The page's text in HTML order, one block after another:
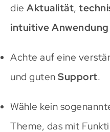
die Aktualität,
intuitive Anwendung
Achte auf eine
und guten Support.
Wähle kein
Theme, das mit